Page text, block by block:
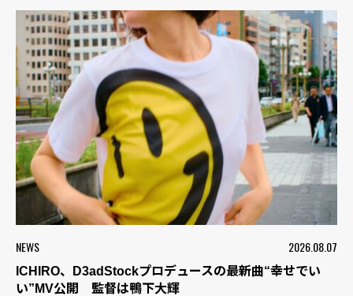
NEWS 2026.08.07
ICHIRO、D3adStockプロデュースの最新曲“幸せでい
い”MV公開 監督は鴨下大輝